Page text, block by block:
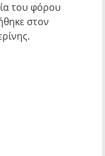
του φόρου
στον